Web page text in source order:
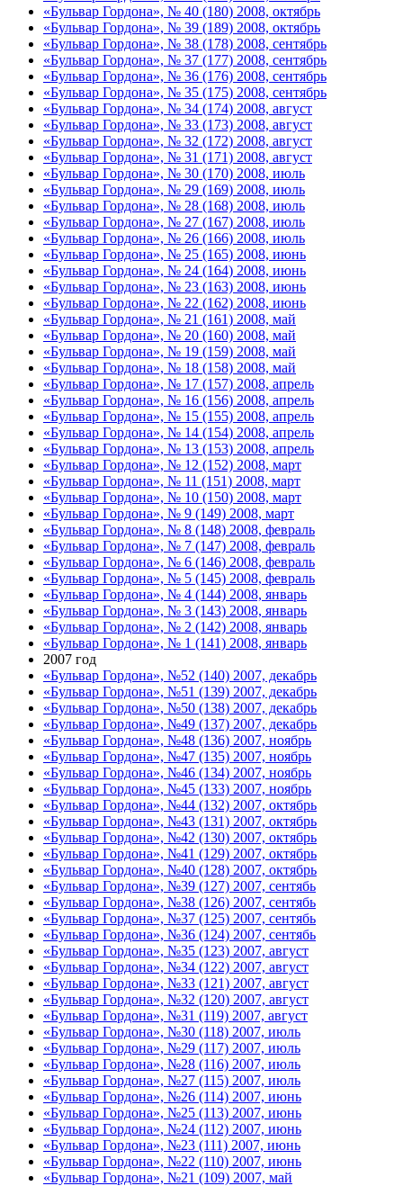
«Бульвар Гордона», № 40 (180) 2008, октябрь
«Бульвар Гордона», № 39 (189) 2008, октябрь
«Бульвар Гордона», № 38 (178) 2008, сентябрь
«Бульвар Гордона», № 37 (177) 2008, сентябрь
«Бульвар Гордона», № 36 (176) 2008, сентябрь
«Бульвар Гордона», № 35 (175) 2008, сентябрь
«Бульвар Гордона», № 34 (174) 2008, август
«Бульвар Гордона», № 33 (173) 2008, август
«Бульвар Гордона», № 32 (172) 2008, август
«Бульвар Гордона», № 31 (171) 2008, август
«Бульвар Гордона», № 30 (170) 2008, июль
«Бульвар Гордона», № 29 (169) 2008, июль
«Бульвар Гордона», № 28 (168) 2008, июль
«Бульвар Гордона», № 27 (167) 2008, июль
«Бульвар Гордона», № 26 (166) 2008, июль
«Бульвар Гордона», № 25 (165) 2008, июнь
«Бульвар Гордона», № 24 (164) 2008, июнь
«Бульвар Гордона», № 23 (163) 2008, июнь
«Бульвар Гордона», № 22 (162) 2008, июнь
«Бульвар Гордона», № 21 (161) 2008, май
«Бульвар Гордона», № 20 (160) 2008, май
«Бульвар Гордона», № 19 (159) 2008, май
«Бульвар Гордона», № 18 (158) 2008, май
«Бульвар Гордона», № 17 (157) 2008, апрель
«Бульвар Гордона», № 16 (156) 2008, апрель
«Бульвар Гордона», № 15 (155) 2008, апрель
«Бульвар Гордона», № 14 (154) 2008, апрель
«Бульвар Гордона», № 13 (153) 2008, апрель
«Бульвар Гордона», № 12 (152) 2008, март
«Бульвар Гордона», № 11 (151) 2008, март
«Бульвар Гордона», № 10 (150) 2008, март
«Бульвар Гордона», № 9 (149) 2008, март
«Бульвар Гордона», № 8 (148) 2008, февраль
«Бульвар Гордона», № 7 (147) 2008, февраль
«Бульвар Гордона», № 6 (146) 2008, февраль
«Бульвар Гордона», № 5 (145) 2008, февраль
«Бульвар Гордона», № 4 (144) 2008, январь
«Бульвар Гордона», № 3 (143) 2008, январь
«Бульвар Гордона», № 2 (142) 2008, январь
«Бульвар Гордона», № 1 (141) 2008, январь
2007 год
«Бульвар Гордона», №52 (140) 2007, декабрь
«Бульвар Гордона», №51 (139) 2007, декабрь
«Бульвар Гордона», №50 (138) 2007, декабрь
«Бульвар Гордона», №49 (137) 2007, декабрь
«Бульвар Гордона», №48 (136) 2007, ноябрь
«Бульвар Гордона», №47 (135) 2007, ноябрь
«Бульвар Гордона», №46 (134) 2007, ноябрь
«Бульвар Гордона», №45 (133) 2007, ноябрь
«Бульвар Гордона», №44 (132) 2007, октябрь
«Бульвар Гордона», №43 (131) 2007, октябрь
«Бульвар Гордона», №42 (130) 2007, октябрь
«Бульвар Гордона», №41 (129) 2007, октябрь
«Бульвар Гордона», №40 (128) 2007, октябрь
«Бульвар Гордона», №39 (127) 2007, сентябь
«Бульвар Гордона», №38 (126) 2007, сентябь
«Бульвар Гордона», №37 (125) 2007, сентябь
«Бульвар Гордона», №36 (124) 2007, сентябь
«Бульвар Гордона», №35 (123) 2007, август
«Бульвар Гордона», №34 (122) 2007, август
«Бульвар Гордона», №33 (121) 2007, август
«Бульвар Гордона», №32 (120) 2007, август
«Бульвар Гордона», №31 (119) 2007, август
«Бульвар Гордона», №30 (118) 2007, июль
«Бульвар Гордона», №29 (117) 2007, июль
«Бульвар Гордона», №28 (116) 2007, июль
«Бульвар Гордона», №27 (115) 2007, июль
«Бульвар Гордона», №26 (114) 2007, июнь
«Бульвар Гордона», №25 (113) 2007, июнь
«Бульвар Гордона», №24 (112) 2007, июнь
«Бульвар Гордона», №23 (111) 2007, июнь
«Бульвар Гордона», №22 (110) 2007, июнь
«Бульвар Гордона», №21 (109) 2007, май